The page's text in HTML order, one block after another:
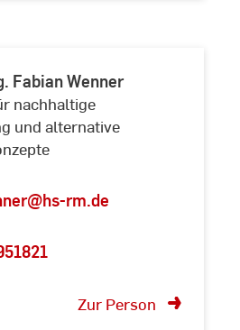
Fabian Wenner
nachhaltige
und alternative
rm.de
Zur Person